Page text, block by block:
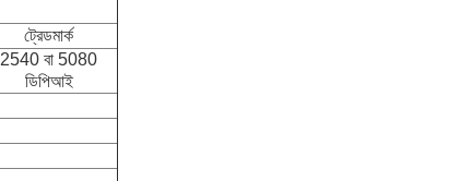
ট্রেডমার্ক
2540 বা 5080
ডিপিআই